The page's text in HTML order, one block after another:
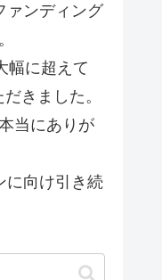
ァンディング
幅に超えて
きました。
当にありが
に向け引き続